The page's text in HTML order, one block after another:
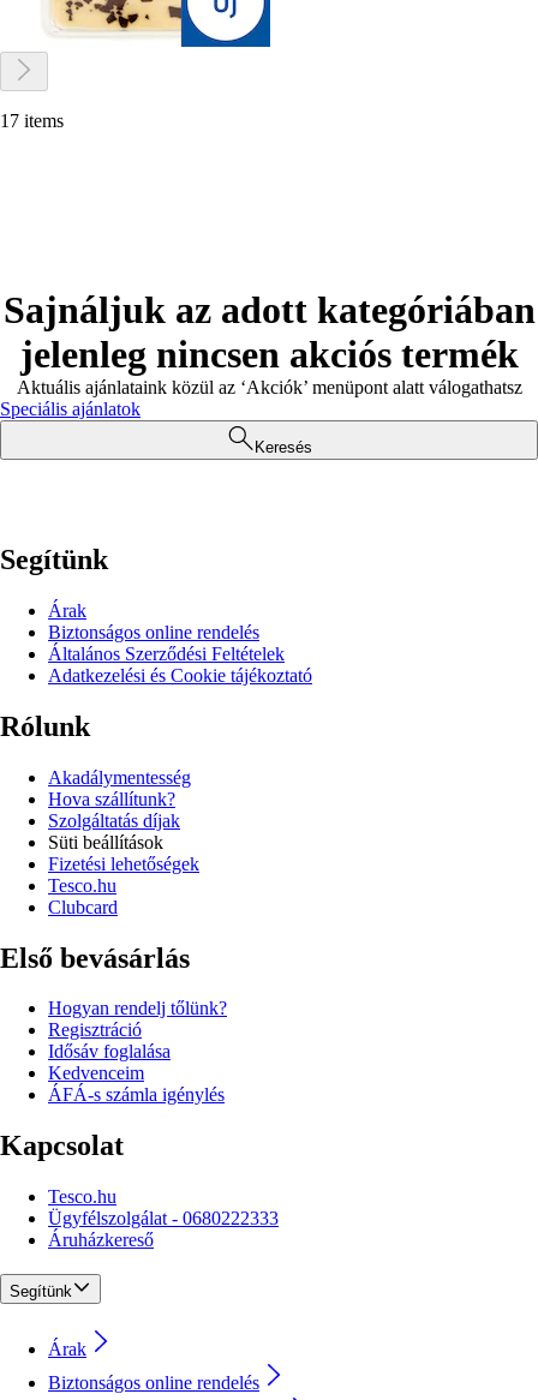
17 items
Sajnáljuk az adott kategóriában
jelenleg nincsen akciós termék
Aktuális ajánlataink közül az ‘Akciók’ menüpont alatt válogathatsz
Speciális ajánlatok
Keresés
Segítünk
Árak
Biztonságos online rendelés
Általános Szerződési Feltételek
Adatkezelési és Cookie tájékoztató
Rólunk
Akadálymentesség
Hova szállítunk?
Szolgáltatás díjak
Süti beállítások
Fizetési lehetőségek
Tesco.hu
Clubcard
Első bevásárlás
Hogyan rendelj tőlünk?
Regisztráció
Idősáv foglalása
Kedvenceim
ÁFÁ-s számla igénylés
Kapcsolat
Tesco.hu
Ügyfélszolgálat - 0680222333
Áruházkereső
Segítünk
Árak
Biztonságos online rendelés